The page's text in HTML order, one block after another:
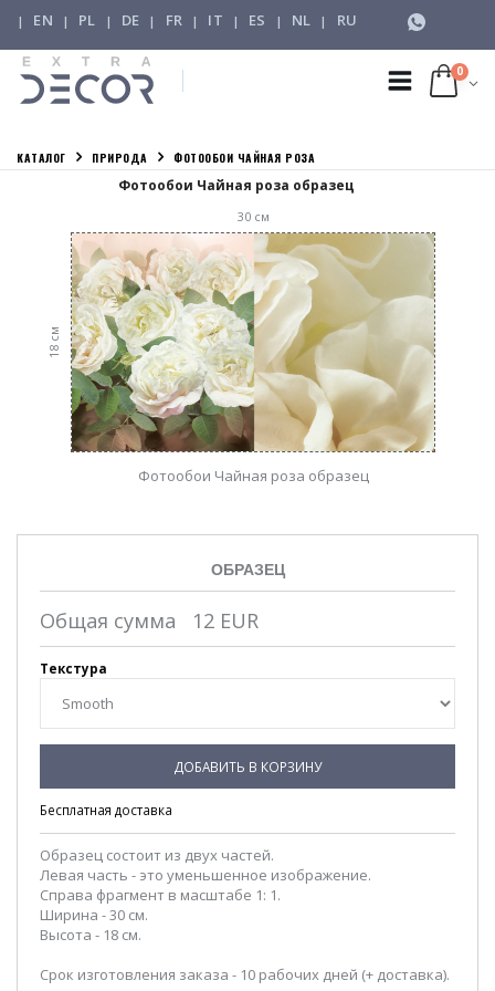
| EN | PL | DE | FR | IT | ES | NL | RU
0
КАТАЛОГ ПРИРОДА ФОТООБОИ ЧАЙНАЯ РОЗА
Фотообои Чайная роза образец
30см
18
см
Фотообои Чайная роза образец
ОБРАЗЕЦ
Общая сумма 12 EUR
Текстура
ДОБАВИТЬ В КОРЗИНУ
Бесплатная доставка
Образец состоит из двух частей.
Левая часть - это уменьшенное изображение.
Справа фрагмент в масштабе 1: 1.
Ширина - 30 см.
Высота - 18 см.
Срок изготовления заказа - 10 рабочих дней (+ доставка).